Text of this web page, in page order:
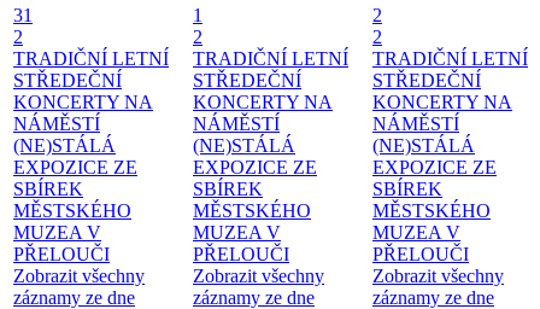
31
2
TRADIČNÍ LETNÍ
STŘEDEČNÍ
KONCERTY NA
NÁMĚSTÍ
(NE)STÁLÁ
EXPOZICE ZE
SBÍREK
MĚSTSKÉHO
MUZEA V
PŘELOUČI
Zobrazit všechny
záznamy ze dne
1
2
TRADIČNÍ LETNÍ
STŘEDEČNÍ
KONCERTY NA
NÁMĚSTÍ
(NE)STÁLÁ
EXPOZICE ZE
SBÍREK
MĚSTSKÉHO
MUZEA V
PŘELOUČI
Zobrazit všechny
záznamy ze dne
2
2
TRADIČNÍ LETNÍ
STŘEDEČNÍ
KONCERTY NA
NÁMĚSTÍ
(NE)STÁLÁ
EXPOZICE ZE
SBÍREK
MĚSTSKÉHO
MUZEA V
PŘELOUČI
Zobrazit všechny
záznamy ze dne